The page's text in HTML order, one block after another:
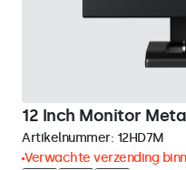
12 Inch Monitor
Artikelnummer: 12HD7M
Verwachte verzending